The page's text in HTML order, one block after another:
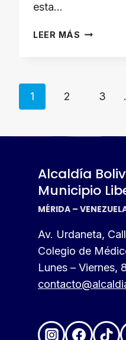
esta…
LEER MÁS ALCALDÍA
DE
de
página
1 2 3
Alcaldía
Municipio
MÉRIDA –
Av. Urdaneta,
Colegio de
Lunes – Viernes,